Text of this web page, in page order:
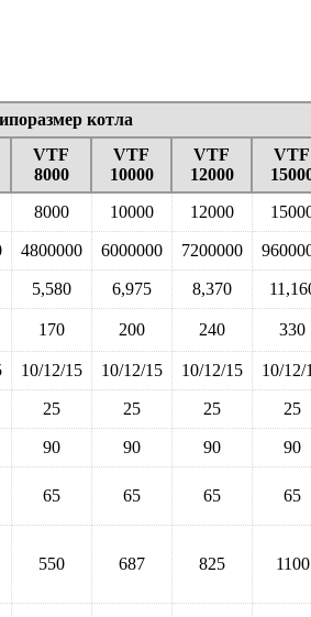
котла
VTF
8000
VTF
10000
VTF
12000
VTF
8000 10000 12000
4800000 6000000 7200000
5,580 6,975 8,370
170 200 240 330
10/12/15 10/12/15 10/12/15 10/12/
25 25 25 25
90 90 90 90
65 65 65 65
550 687 825 1100